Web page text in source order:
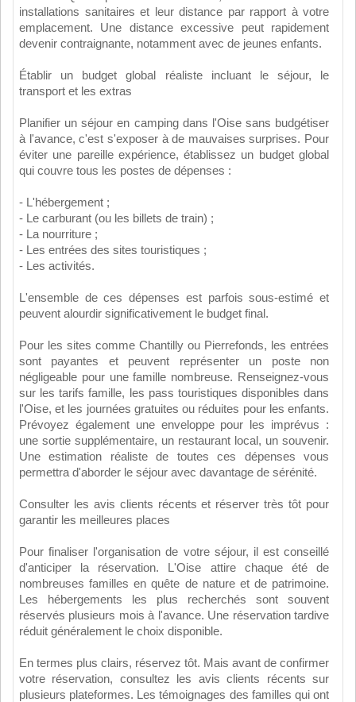
installations sanitaires et leur distance par rapport à votre
emplacement. Une distance excessive peut rapidement
devenir contraignante, notamment avec de jeunes enfants.
Établir un budget global réaliste incluant le séjour, le
transport et les extras
Planifier un séjour en camping dans l'Oise sans budgétiser
à l'avance, c'est s'exposer à de mauvaises surprises. Pour
éviter une pareille expérience, établissez un budget global
qui couvre tous les postes de dépenses :
- L'hébergement ;
- Le carburant (ou les billets de train) ;
- La nourriture ;
- Les entrées des sites touristiques ;
- Les activités.
L'ensemble de ces dépenses est parfois sous-estimé et
peuvent alourdir significativement le budget final.
Pour les sites comme Chantilly ou Pierrefonds, les entrées
sont payantes et peuvent représenter un poste non
négligeable pour une famille nombreuse. Renseignez-vous
sur les tarifs famille, les pass touristiques disponibles dans
l'Oise, et les journées gratuites ou réduites pour les enfants.
Prévoyez également une enveloppe pour les imprévus :
une sortie supplémentaire, un restaurant local, un souvenir.
Une estimation réaliste de toutes ces dépenses vous
permettra d'aborder le séjour avec davantage de sérénité.
Consulter les avis clients récents et réserver très tôt pour
garantir les meilleures places
Pour finaliser l'organisation de votre séjour, il est conseillé
d'anticiper la réservation. L'Oise attire chaque été de
nombreuses familles en quête de nature et de patrimoine.
Les hébergements les plus recherchés sont souvent
réservés plusieurs mois à l'avance. Une réservation tardive
réduit généralement le choix disponible.
En termes plus clairs, réservez tôt. Mais avant de confirmer
votre réservation, consultez les avis clients récents sur
plusieurs plateformes. Les témoignages des familles qui ont